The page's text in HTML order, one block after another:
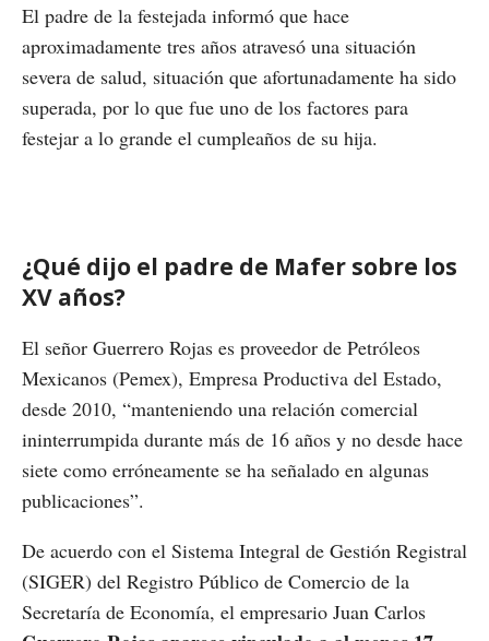
El padre de la festejada informó que hace
aproximadamente tres años atravesó una situación
severa de salud, situación que afortunadamente ha sido
superada, por lo que fue uno de los factores para
festejar a lo grande el cumpleaños de su hija.
¿Qué dijo el padre de Mafer sobre los
XV años?
El señor Guerrero Rojas es proveedor de Petróleos
Mexicanos (Pemex), Empresa Productiva del Estado,
desde 2010, “manteniendo una relación comercial
ininterrumpida durante más de 16 años y no desde hace
siete como erróneamente se ha señalado en algunas
publicaciones”.
De acuerdo con el Sistema Integral de Gestión Registral
(SIGER) del Registro Público de Comercio de la
Secretaría de Economía, el empresario Juan Carlos